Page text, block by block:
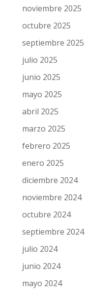
marzo 2026
febrero 2026
enero 2026
noviembre 2025
octubre 2025
septiembre 2025
julio 2025
junio 2025
mayo 2025
abril 2025
marzo 2025
febrero 2025
enero 2025
diciembre 2024
noviembre 2024
octubre 2024
septiembre 2024